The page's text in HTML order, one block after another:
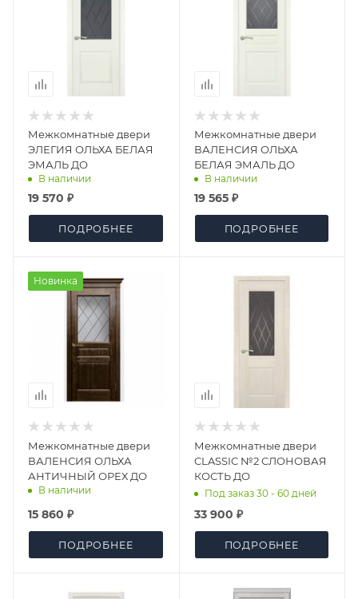
Межкомнатные двери
ЭЛЕГИЯ ОЛЬХА БЕЛАЯ
ЭМАЛЬ ДО
В наличии
19 570 ₽
ПОДРОБНЕЕ
Межкомнатные двери
ВАЛЕНСИЯ ОЛЬХА
БЕЛАЯ ЭМАЛЬ ДО
В наличии
19 565 ₽
ПОДРОБНЕЕ
Новинка
Межкомнатные двери
ВАЛЕНСИЯ ОЛЬХА
АНТИЧНЫЙ ОРЕХ ДО
В наличии
15 860 ₽
ПОДРОБНЕЕ
Межкомнатные двери
CLASSIC №2 СЛОНОВАЯ
КОСТЬ ДО
Под заказ 30 - 60 дней
33 900 ₽
ПОДРОБНЕЕ